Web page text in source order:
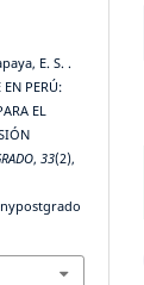
E. S. .
EN PERÚ:
EL
,33(2),